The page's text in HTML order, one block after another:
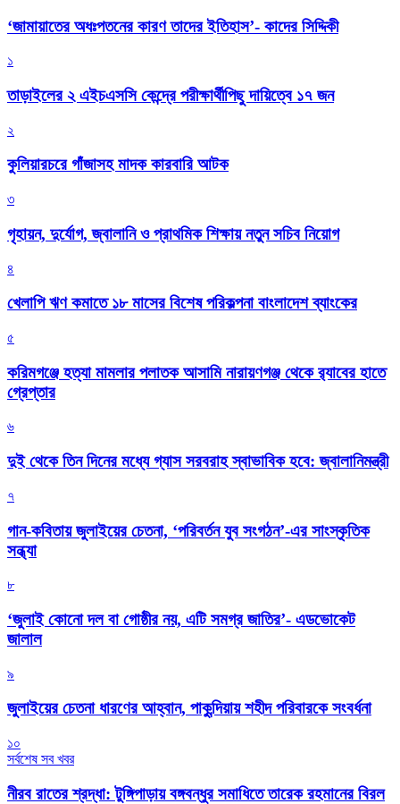
‘জামায়াতের অধঃপতনের কারণ তাদের ইতিহাস’- কাদের সিদ্দিকী
১
তাড়াইলের ২ এইচএসসি কেন্দ্রে পরীক্ষার্থীপিছু দায়িত্বে ১৭ জন
২
কুলিয়ারচরে গাঁজাসহ মাদক কারবারি আটক
৩
গৃহায়ন, দুর্যোগ, জ্বালানি ও প্রাথমিক শিক্ষায় নতুন সচিব নিয়োগ
৪
খেলাপি ঋণ কমাতে ১৮ মাসের বিশেষ পরিকল্পনা বাংলাদেশ ব্যাংকের
৫
করিমগঞ্জে হত্যা মামলার পলাতক আসামি নারায়ণগঞ্জ থেকে র‌্যাবের হাতে
গ্রেপ্তার
৬
দুই থেকে তিন দিনের মধ্যে গ্যাস সরবরাহ স্বাভাবিক হবে: জ্বালানিমন্ত্রী
৭
গান-কবিতায় জুলাইয়ের চেতনা, ‘পরিবর্তন যুব সংগঠন’-এর সাংস্কৃতিক
সন্ধ্যা
৮
‘জুলাই কোনো দল বা গোষ্ঠীর নয়, এটি সমগ্র জাতির’- এডভোকেট
জালাল
৯
জুলাইয়ের চেতনা ধারণের আহ্বান, পাকুন্দিয়ায় শহীদ পরিবারকে সংবর্ধনা
১০
সর্বশেষ সব খবর
নীরব রাতের শ্রদ্ধা: টুঙ্গিপাড়ায় বঙ্গবন্ধুর সমাধিতে তারেক রহমানের বিরল